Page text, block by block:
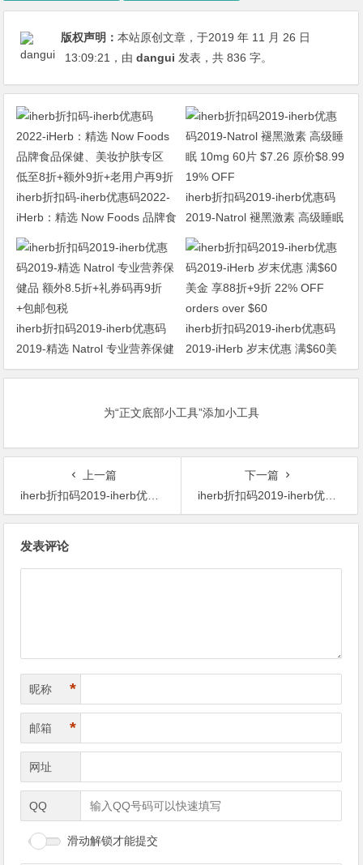
版权声明：本站原创文章，于2019 年 11 月 26 日
13:09:21 ，由dangui 发表，共 836 字。
iherb折扣码-iherb优惠码2022-
iHerb：精选 Now Foods 品牌食
品保健、美妆护肤专区 低至8折
iherb折扣码2019-iherb优惠码
2019-Natrol 褪黑激素 高级睡眠
10mg 60片 $7.26 原价$8.99
iherb折扣码2019-iherb优惠码
2019-精选 Natrol 专业营养保健
品 额外8.5折+礼券码再9折+包
iherb折扣码2019-iherb优惠码
2019-iHerb 岁末优惠 满$60美
金 享88折+9折 22% OFF
为“正文底部小工具”添加小工具
上一篇
iherb折扣码2019-iherb优惠码2019-iHerb 黑色星期五购物节黑五折扣 89折盛惠酬宾 订单满$40美金，使用折扣码 BFELEVEN 享有11%折扣优惠(11% Off)!
下一篇
iherb折扣码2019-iherb优惠码2019-Garden of Life KIND Organics 女士综合每日维生素 60片 $36.35 原价$40.39 10% OFF
发表评论
昵称 *
邮箱 *
网址
QQ
滑动解锁才能提交